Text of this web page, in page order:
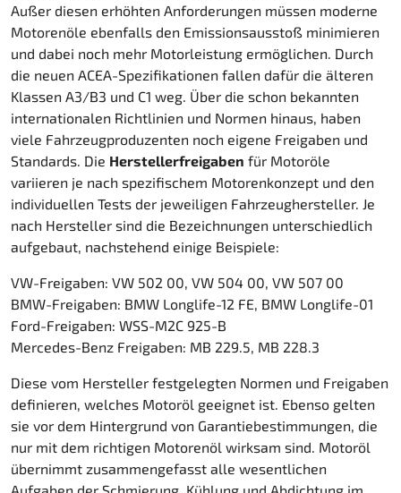
Außer diesen erhöhten Anforderungen müssen moderne
Motorenöle ebenfalls den Emissionsausstoß minimieren
und dabei noch mehr Motorleistung ermöglichen. Durch
die neuen ACEA-Spezifikationen fallen dafür die älteren
Klassen A3/B3 und C1 weg. Über die schon bekannten
internationalen Richtlinien und Normen hinaus, haben
viele Fahrzeugproduzenten noch eigene Freigaben und
Standards. Die Herstellerfreigaben für Motoröle
variieren je nach spezifischem Motorenkonzept und den
individuellen Tests der jeweiligen Fahrzeughersteller. Je
nach Hersteller sind die Bezeichnungen unterschiedlich
aufgebaut, nachstehend einige Beispiele:
VW-Freigaben: VW 502 00, VW 504 00, VW 507 00
BMW-Freigaben: BMW Longlife-12 FE, BMW Longlife-01
Ford-Freigaben: WSS-M2C 925-B
Mercedes-Benz Freigaben: MB 229.5, MB 228.3
Diese vom Hersteller festgelegten Normen und Freigaben
definieren, welches Motoröl geeignet ist. Ebenso gelten
sie vor dem Hintergrund von Garantiebestimmungen, die
nur mit dem richtigen Motorenöl wirksam sind. Motoröl
übernimmt zusammengefasst alle wesentlichen
Aufgaben der Schmierung, Kühlung und Abdichtung im